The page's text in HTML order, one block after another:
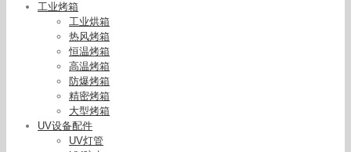
工业烤箱
工业烘箱
热风烤箱
恒温烤箱
高温烤箱
防爆烤箱
精密烤箱
大型烤箱
UV设备配件
UV灯管